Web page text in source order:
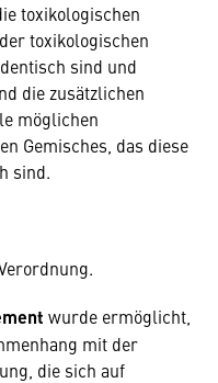
toxikologischen
toxikologischen
sind und
die zusätzlichen
möglichen
Gemisches, das diese
sind.
wurde ermöglicht,
mit der
die sich auf